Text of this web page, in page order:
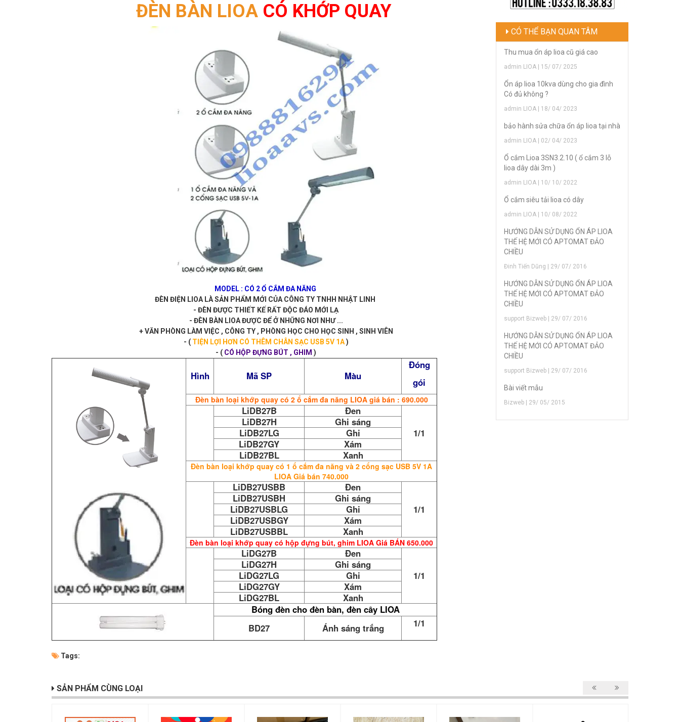
ĐÈN BÀN LIOACÓ KHỚP QUAY
MODEL : CÓ 2 Ổ CẮM ĐA NĂNG
ĐÈN ĐIỆN LIOA LÀ SẢN PHẨM MỚI CỦA CÔNG TY TNHH NHẬT LINH
- ĐÈN ĐƯỢC THIẾT KẾ RẤT ĐỘC ĐÁO MỚI LẠ
- ĐÈN BÀN LIOA ĐƯỢC ĐỂ Ở NHỮNG NƠI NHƯ ...
+ VĂN PHÒNG LÀM VIỆC , CÔNG TY , PHÒNG HỌC CHO HỌC SINH , SINH VIÊN
- ( TIỆN LỢI HƠN CÓ THÊM CHÂN SẠC USB 5V 1A)
- ( CÓ HỘP ĐỰNG BÚT , GHIM )
Hình Mã SP Màu
Đóng
gói
Đèn bàn loại khớp quay có 2 ổ cắm đa năng LIOA giá bán : 690.000
LiDB27B
Đen
1/1
LiDB27H
Ghi sáng
LiDB27LG
Ghi
LiDB27GY
Xám
LiDB27BL
Xanh
Đèn bàn loại khớp quay có 1 ổ cắm đa năng và 2 cổng sạc USB 5V 1A
LIOA Giá bán 740.000
LiDB27USBB
Đen
1/1
LiDB27USBH
Ghi sáng
LiDB27USBLG
Ghi
LiDB27USBGY
Xám
LiDB27USBBL
Xanh
Đèn bàn loại khớp quay có hộp đựng bút, ghim LIOA Giá BÁN 650.000
LiDG27B
Đen
1/1
LiDG27H
Ghi sáng
LiDG27LG
Ghi
LiDG27GY
Xám
LiDG27BL
Xanh
Bóng đèn cho đèn bàn, đèn cây LIOA
BD27
Ánh sáng trắng 1/1
Tags:
CÓ THỂ BẠN QUAN TÂM
Thu mua ổn áp lioa cũ giá cao
admin LIOA | 15/ 07/ 2025
Ổn áp lioa 10kva dùng cho gia đình
Có đủ không ?
admin LIOA | 18/ 04/ 2023
bảo hành sửa chữa ổn áp lioa tại nhà
admin LIOA | 02/ 04/ 2023
Ổ cắm Lioa 3SN3.2.10 ( ổ cắm 3 lỗ
lioa dây dài 3m )
admin LIOA | 10/ 10/ 2022
Ổ cắm siêu tải lioa có dây
admin LIOA | 10/ 08/ 2022
HƯỚNG DẪN SỬ DỤNG ỔN ÁP LIOA
THẾ HỆ MỚI CÓ APTOMAT ĐẢO
CHIỀU
Đinh Tiến Dũng | 29/ 07/ 2016
HƯỚNG DẪN SỬ DỤNG ỔN ÁP LIOA
THẾ HỆ MỚI CÓ APTOMAT ĐẢO
CHIỀU
support Bizweb | 29/ 07/ 2016
HƯỚNG DẪN SỬ DỤNG ỔN ÁP LIOA
THẾ HỆ MỚI CÓ APTOMAT ĐẢO
CHIỀU
support Bizweb | 29/ 07/ 2016
Bài viết mẫu
Bizweb | 29/ 05/ 2015
SẢN PHẨM CÙNG LOẠI